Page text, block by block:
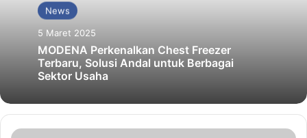
News
5 Maret 2025
MODENA Perkenalkan Chest Freezer
Terbaru, Solusi Andal untuk Berbagai
Sektor Usaha